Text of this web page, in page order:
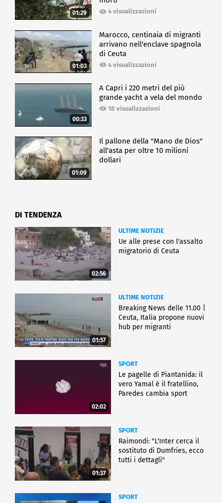
01:29 4 visualizzazioni
01:03
Marocco, centinaia di migranti
arrivano nell'enclave spagnola
di Ceuta
4 visualizzazioni
00:33
A Capri i 220 metri del più
grande yacht a vela del mondo
18 visualizzazioni
01:09
Il pallone della "Mano de Dios"
all'asta per oltre 10 milioni
dollari
DI TENDENZA
02:56
ULTIME NOTIZIE
Ue alle prese con l'assalto
migratorio di Ceuta
01:57
ULTIME NOTIZIE
Breaking News delle 11.00 |
Ceuta, Italia propone nuovi
hub per migranti
02:02
SPORT
Le pagelle di Piantanida: il
vero Yamal è il fratellino,
Paredes cambia sport
01:37
SPORT
Raimondi: "L'Inter cerca il
sostituto di Dumfries, ecco
tutti i dettagli"
SPORT